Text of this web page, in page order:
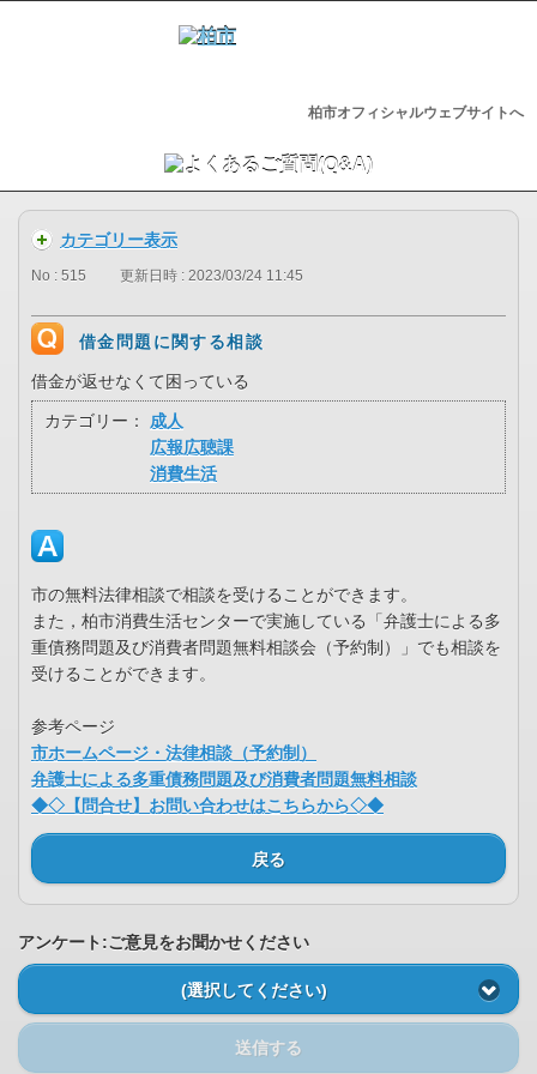
柏市オフィシャルウェブサイトへ
カテゴリー表示
No : 515 更新日時 : 2023/03/24 11:45
借金問題に関する相談
借金が返せなくて困っている
カテゴリー：
成人
広報広聴課
消費生活
市の無料法律相談で相談を受けることができます。
また，柏市消費生活センターで実施している「弁護士による多
重債務問題及び消費者問題無料相談会（予約制）」でも相談を
受けることができます。
参考ページ
市ホームページ・法律相談（予約制）
弁護士による多重債務問題及び消費者問題無料相談
◆◇【問合せ】お問い合わせはこちらから◇◆
戻る
アンケート:ご意見をお聞かせください
(選択してください)
送信する